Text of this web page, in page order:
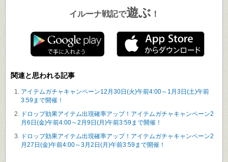
イルーナ戦記で遊ぶ ！
関連と思われる記事
アイテムガチャキャンペーン12月30日(火)午前4:00～1月3日(土)午前
3:59まで開催！
ドロップ効果アイテム出現確率アップ！アイテムガチャキャンペーン2
月6日(金)午前4:00～2月9日(月)午前3:59まで開催！
ドロップ効果アイテム出現確率アップ！アイテムガチャキャンペーン2
月27日(金)午前4:00～3月2日(月)午前3:59まで開催！